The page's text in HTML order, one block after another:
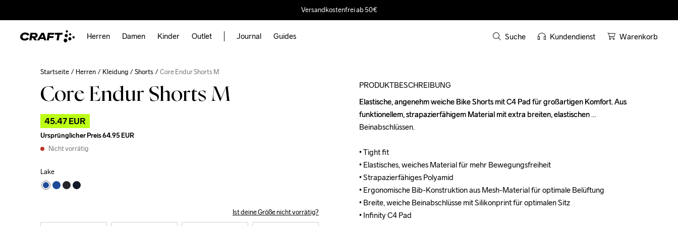
Versandkostenfrei ab 50€
Herren Damen Kinder Outlet Journal Guides Suche Kundendienst Warenkorb
Startseite Herren Kleidung Shorts Core Endur Shorts M
Core Endur Shorts M
45.47 EUR
Ursprünglicher Preis64.95 EUR
Nicht vorrätig
Lake
Ist deine Größe nicht vorrätig?
PRODUKTBESCHREIBUNG
Elastische, angenehm weiche Bike Shorts mit C4 Pad für großartigen Komfort. Aus
funktionellem, strapazierfähigem Material mit extra breiten, elastischen
Beinabschlüssen.
• Tight fit
• Elastisches, weiches Material für mehr Bewegungsfreiheit
• Strapazierfähiges Polyamid
• Ergonomische Bib-Konstruktion aus Mesh-Material für optimale Belüftung
• Breite, weiche Beinabschlüsse mit Silikonprint für optimalen Sitz
• Infinity C4 Pad
Elastische, angenehm weiche Bike Shorts mit C4 Pad für großartigen Komfort. Aus
funktionellem, strapazierfähigem Material mit extra breiten, elastischen
Beinabschlüssen.
• Tight fit
• Elastisches, weiches Material für mehr Bewegungsfreiheit
• Strapazierfähiges Polyamid
• Ergonomische Bib-Konstruktion aus Mesh-Material für optimale Belüftung
• Breite, weiche Beinabschlüsse mit Silikonprint für optimalen Sitz
• Infinity C4 Pad